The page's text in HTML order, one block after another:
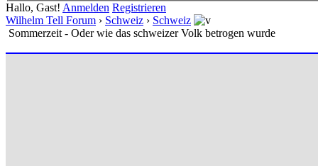
Hallo, Gast! Anmelden Registrieren
Wilhelm Tell Forum › Schweiz › Schweiz
Sommerzeit - Oder wie das schweizer Volk betrogen wurde